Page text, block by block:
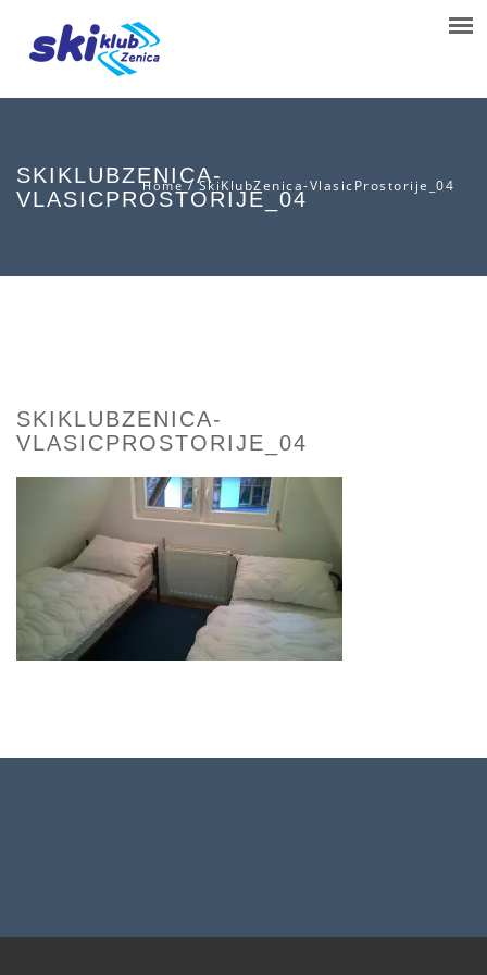
SKIKLUBZENICA-
VLASICPROSTORIJE_04
Home / SkiKlubZenica-VlasicProstorije_04
SKIKLUBZENICA-
VLASICPROSTORIJE_04